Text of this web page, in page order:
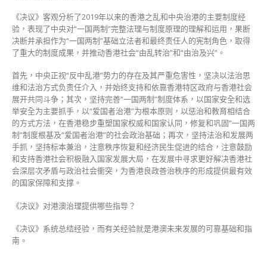
《决议》客观分析了2019年以来的香港之乱和中央治港的主要制度经
验，表现了中央对“一国两制”完整法理与制度原理的理解和运用，果断
决断并承担作为“一国两制”基础立法者和最终责任人的宪制角色，取得
了重大的制度成果，并推动香港社会“由乱转治”和“由治及兴”。
首先，中央正视“反中乱港”势力的存在及其严重危害性，坚决以法治思
维和法治方式负责任介入，并始终支持和依靠香港特区政府与香港社会
展开共同斗争；其次，坚持完善“一国两制”制度体系，以国家安全和选
举安全为主要抓手，以“爱国者治港”为根本原则，以惩治和教育相结合
的方式方法，在香港稳步重塑国家权威和国家认同，修复和巩固“一国两
制”制度根基及“爱国者治港”的社会政治基础；再次，坚持法治和发展两
手抓，坚持标本兼治，注意秩序恢复和经济民生促进的结合，注意鼓励
和支持香港社会积极融入国家发展大局，在发展中寻求更好解决香港社
会深层次矛盾与政治社会衝突，为香港良政善治秩序的形成提供最有效
的国家保障和支撑。
《决议》对港澳治理提供哪些指导？
《决议》系统总结经验，而有关经验就是港澳未来发展的可靠基础和指
南。